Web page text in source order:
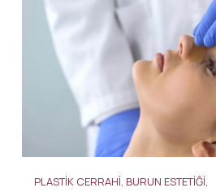
PLASTIK CERRAHI, BURUN ESTETIĞI,